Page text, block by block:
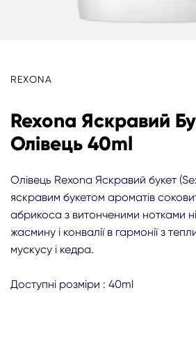
REXONA
Rexona Яскравий
Олівець 40ml
Олівець Rexona Яскравий букет
яскравим букетом ароматів
абрикоса з витонченими нотками
жасмину і конвалії в гармонії з
мускусу і кедра.
Доступні розміри : 40ml